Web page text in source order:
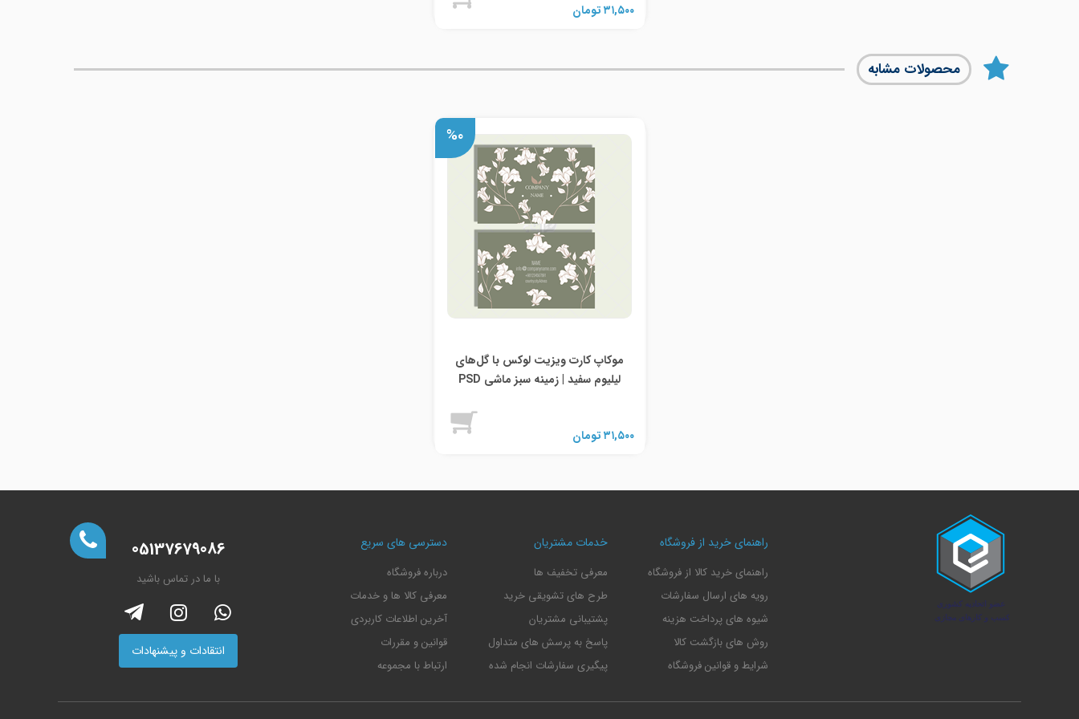
۳۱,۵۰۰تومان
محصولات مشابه
%۰
موکاپ کارت ویزیت لوکس با گل‌های
لیلیوم سفید | زمینه سبز ماشی PSD
۳۱,۵۰۰تومان
راهنمای خرید از فروشگاه
راهنمای خرید کالا از فروشگاه
رویه های ارسال سفارشات
شیوه های پرداخت هزینه
روش های بازگشت کالا
شرایط و قوانین فروشگاه
خدمات مشتریان
معرفی تخفیف ها
طرح های تشویقی خرید
پشتیبانی مشتریان
پاسخ به پرسش های متداول
پیگیری سفارشات انجام شده
دسترسی های سریع
درباره فروشگاه
معرفی کالا ها و خدمات
آخرین اطلاعات کاربردی
قوانین و مقررات
ارتباط با مجموعه
05137679086
با ما در تماس باشید
انتقادات و پیشنهادات